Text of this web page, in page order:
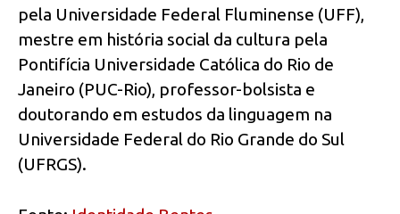
pela Universidade Federal Fluminense (UFF),
mestre em história social da cultura pela
Pontifícia Universidade Católica do Rio de
Janeiro (PUC-Rio), professor-bolsista e
doutorando em estudos da linguagem na
Universidade Federal do Rio Grande do Sul
(UFRGS).